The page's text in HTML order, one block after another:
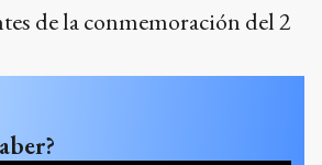
de la conmemoración del 2